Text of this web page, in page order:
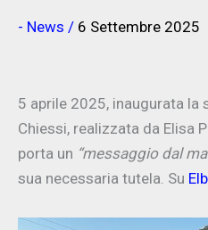
- News / 6 Settembre 2025
5 aprile 2025, inaugurata la
Chiessi, realizzata da Elisa
porta un “messaggio dal
sua necessaria tutela. Su